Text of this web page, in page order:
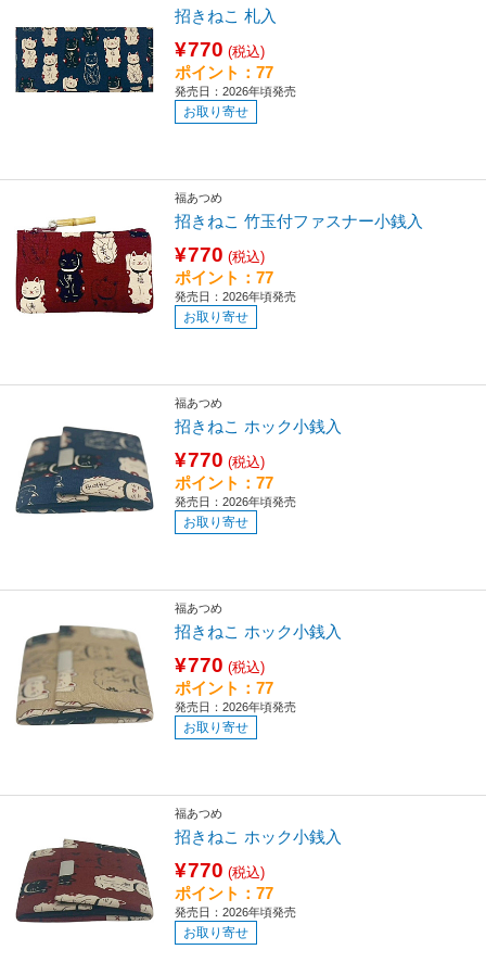
招きねこ 札入
¥770 (税込)
ポイント：77
発売日：2026年頃発売
お取り寄せ
福あつめ
招きねこ 竹玉付ファスナー小銭入
¥770 (税込)
ポイント：77
発売日：2026年頃発売
お取り寄せ
福あつめ
招きねこ ホック小銭入
¥770 (税込)
ポイント：77
発売日：2026年頃発売
お取り寄せ
福あつめ
招きねこ ホック小銭入
¥770 (税込)
ポイント：77
発売日：2026年頃発売
お取り寄せ
福あつめ
招きねこ ホック小銭入
¥770 (税込)
ポイント：77
発売日：2026年頃発売
お取り寄せ